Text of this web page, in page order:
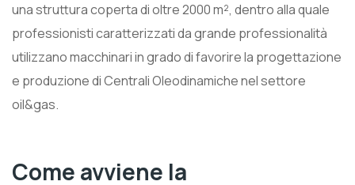
una struttura coperta di oltre 2000 m², dentro alla quale
professionisti caratterizzati da grande professionalità
utilizzano macchinari in grado di favorire la progettazione
e produzione di Centrali Oleodinamiche nel settore
oil&gas.
Come avviene la